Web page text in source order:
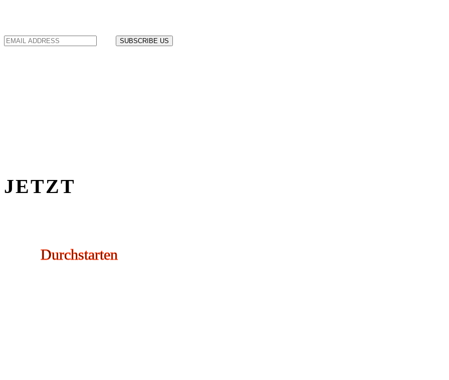
SUBSCRIBE US
JETZT
Durchstarten